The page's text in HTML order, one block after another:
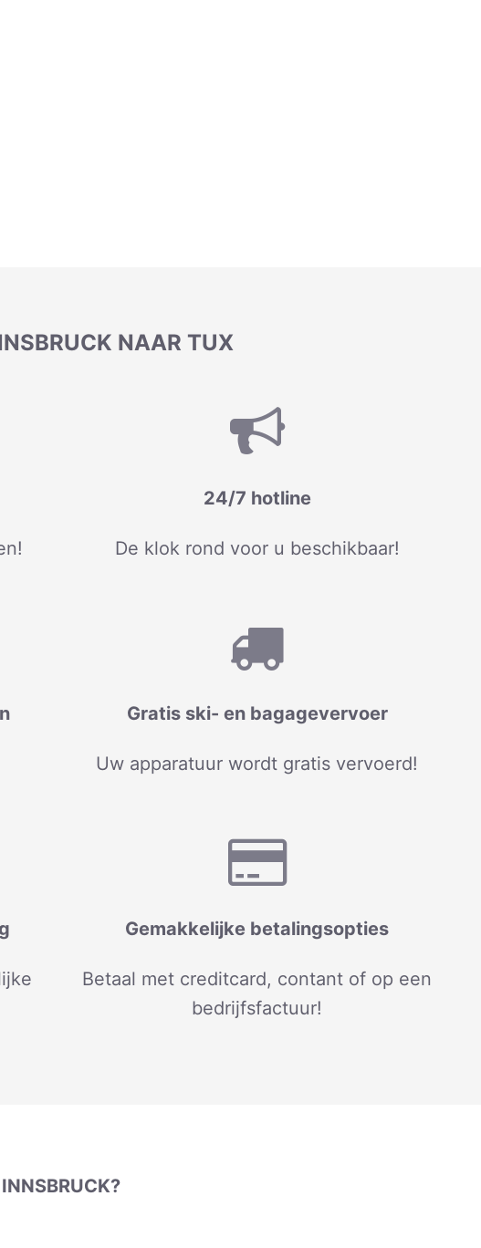
NAAR TUX
24/7 hotline
De klok rond voor u beschikbaar!
Gratis ski- en bagagevervoer
Uw apparatuur wordt gratis vervoerd!
Gemakkelijke betalingsopties
Betaal met creditcard, contant of op een
bedrijfsfactuur!